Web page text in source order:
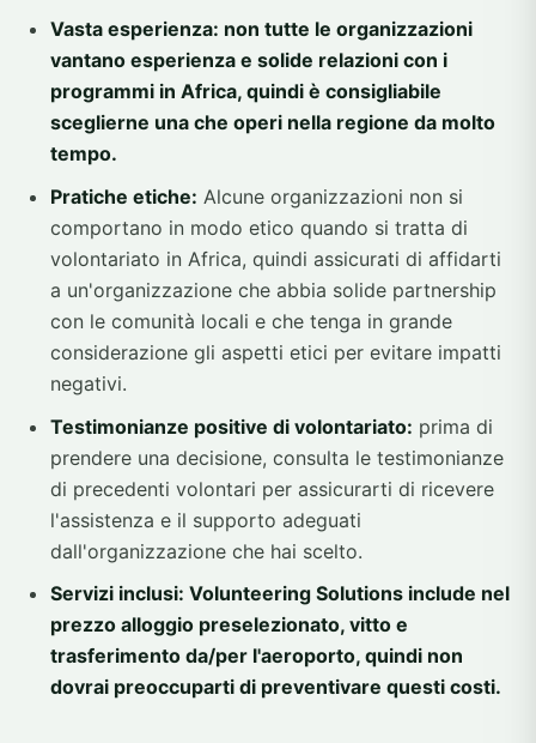
Vasta esperienza: non tutte le organizzazioni
vantano esperienza e solide relazioni con i
programmi in Africa, quindi è consigliabile
sceglierne una che operi nella regione da molto
tempo.
Pratiche etiche: Alcune organizzazioni non si
comportano in modo etico quando si tratta di
volontariato in Africa, quindi assicurati di affidarti
a un'organizzazione che abbia solide partnership
con le comunità locali e che tenga in grande
considerazione gli aspetti etici per evitare impatti
negativi.
Testimonianze positive di volontariato: prima di
prendere una decisione, consulta le testimonianze
di precedenti volontari per assicurarti di ricevere
l'assistenza e il supporto adeguati
dall'organizzazione che hai scelto.
Servizi inclusi: Volunteering Solutions include nel
prezzo alloggio preselezionato, vitto e
trasferimento da/per l'aeroporto, quindi non
dovrai preoccuparti di preventivare questi costi.